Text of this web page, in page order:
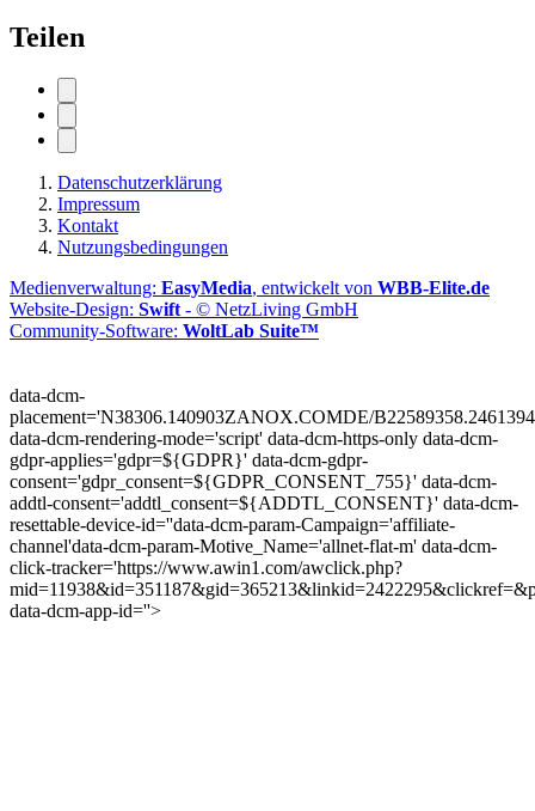
Teilen
Datenschutzerklärung
Impressum
Kontakt
Nutzungsbedingungen
Medienverwaltung: EasyMedia, entwickelt von WBB-Elite.de
Website-Design: Swift - © NetzLiving GmbH
Community-Software: WoltLab Suite™
data-dcm-
placement='N38306.140903ZANOX.COMDE/
data-dcm-rendering-mode='script' data-dcm-https-only data-dcm-
gdpr-applies='gdpr=${GDPR}' data-dcm-gdpr-
consent='gdpr_consent=${GDPR_CONSENT_755}' data-dcm-
addtl-consent='addtl_consent=${ADDTL_CONSENT}' data-dcm-
resettable-device-id=''data-dcm-param-Campaign='affiliate-
channel'data-dcm-param-Motive_Name='allnet-flat-m' data-dcm-
click-tracker='https://www.awin1.com/awclick.php?
data-dcm-app-id=''>